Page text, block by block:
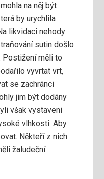
na něj být
by urychlila
likvidaci nehody
sutin došlo
Postižení měli to
vyvrtat vrt,
se zachránci
jim být dodány
však vystaveni
vlhkosti. Aby
Někteří z nich
žaludeční